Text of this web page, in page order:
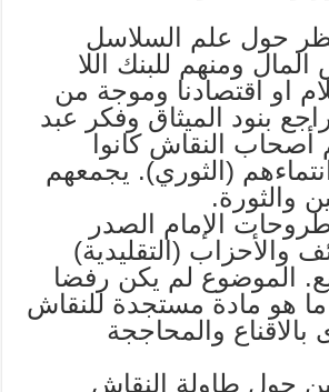
حول علم السلاسل
ومنهم للبنك اللا
او اقتصادنا وموجة من
بنود الميثاق وفكر عبد
أصحاب النقاش كانوا
(الثوري). يجمعهم
والثورة.
الإمام الصدر
والأحزاب (التقليدية)
الموضوع لم يكن رفضا
ما هو مادة مستجدة للنقاش
والمحاججة
حول طاولة النقاش